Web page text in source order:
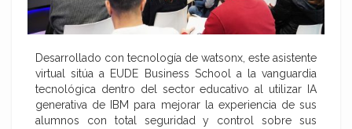
Desarrollado con tecnología de watsonx, este asistente
virtual sitúa a EUDE Business School a la vanguardia
tecnológica dentro del sector educativo al utilizar IA
generativa de IBM para mejorar la experiencia de sus
alumnos con total seguridad y control sobre sus